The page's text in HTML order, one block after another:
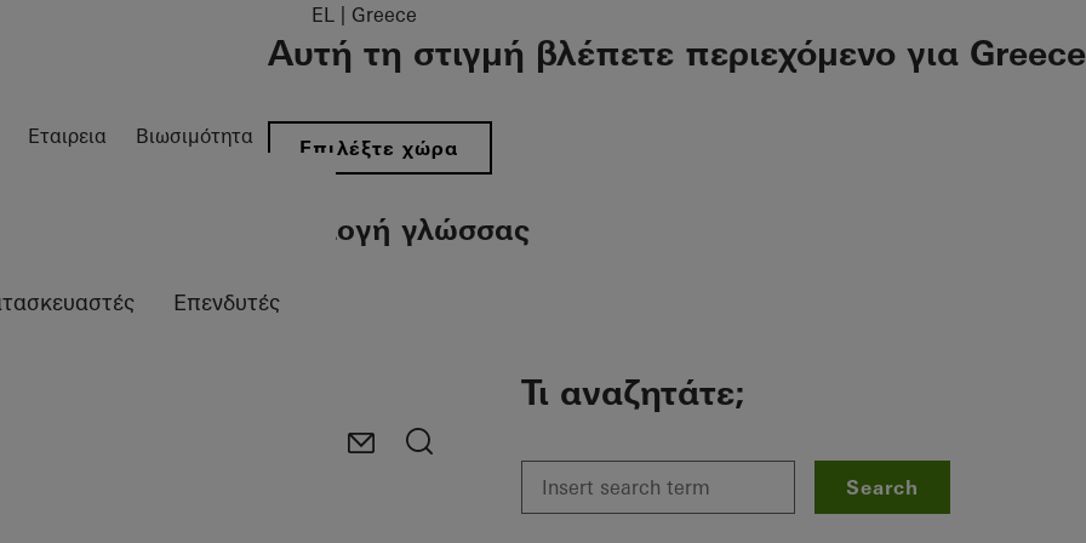
Εταιρεια Βιωσιμότητα
EL | Greece
Αυτή τη στιγμή βλέπετε περιεχόμενο για Greece
Επιλέξτε χώρα
Επιλογή γλώσσας
Επενδυτές
Τι αναζητάτε;
Search